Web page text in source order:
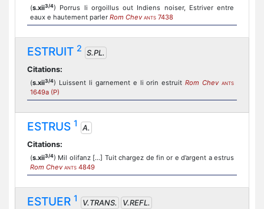
(s.xii3/4) Porrus li orgoillus out Indiens noiser, Estriver entre
eaux e hautement parler Rom Chev ANTS 7438
ESTRUIT 2 S.PL.
Citations:
(s.xii3/4) Luissent li garnement e li orin estruitRom Chev ANTS
1649a (P)
ESTRUS 1
A.
Citations:
(s.xii3/4) Mil olifanz [...] Tuit chargez de fin or e d’argent a estrus
Rom Chev ANTS 4849
ESTUER 1 V.TRANS.
V.REFL.